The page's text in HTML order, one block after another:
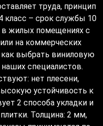
труда, принцип
класс – срок службы 10
в жилых помещениях с
на коммерческих
как выбрать виниловую
специалистов.
нет плесени,
устойчивость к
2 способа укладки и
Толщина: 2 мм,